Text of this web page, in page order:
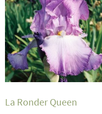
La Ronder Queen